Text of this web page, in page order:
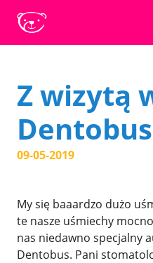
Z wizytą
09-05-2019
My się baaardzo dużo
te nasze uśmiechy
nas niedawno specjalny
Dentobus. Pani